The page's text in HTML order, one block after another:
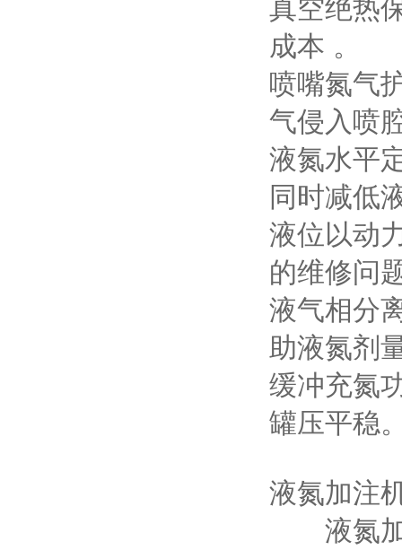
真空绝热
成本 。
喷嘴氮气
气侵入喷
液氮水平
同时减低
液位以动
的维修问
液气相分
助液氮剂
缓冲充氮
罐压平稳
液氮加注
液氮加